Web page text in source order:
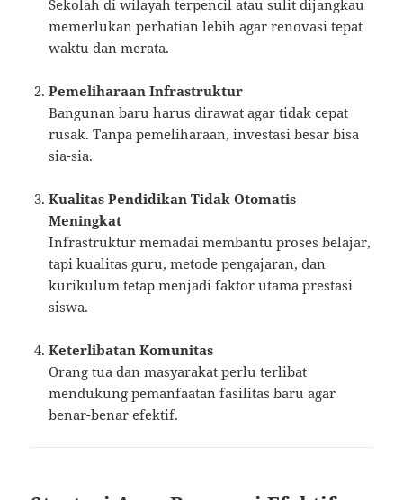
Sekolah di wilayah terpencil atau sulit dijangkau
memerlukan perhatian lebih agar renovasi tepat
waktu dan merata.
Pemeliharaan Infrastruktur
Bangunan baru harus dirawat agar tidak cepat
rusak. Tanpa pemeliharaan, investasi besar bisa
sia-sia.
Kualitas Pendidikan Tidak Otomatis
Meningkat
Infrastruktur memadai membantu proses belajar,
tapi kualitas guru, metode pengajaran, dan
kurikulum tetap menjadi faktor utama prestasi
siswa.
Keterlibatan Komunitas
Orang tua dan masyarakat perlu terlibat
mendukung pemanfaatan fasilitas baru agar
benar-benar efektif.